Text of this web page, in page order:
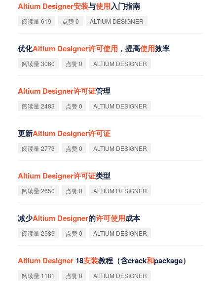
Altium Designer安装与使用入门指南
阅读量 619 点赞 0 ALTIUM DESIGNER
优化Altium Designer许可使用 ，提高使用效率
阅读量 3060 点赞 0 ALTIUM DESIGNER
Altium Designer许可证管理
阅读量 2483 点赞 0 ALTIUM DESIGNER
更新Altium Designer许可证
阅读量 2773 点赞 0 ALTIUM DESIGNER
Altium Designer许可证类型
阅读量 2650 点赞 0 ALTIUM DESIGNER
减少Altium Designer的许可使用成本
阅读量 2589 点赞 0 ALTIUM DESIGNER
Altium Designer 18安装教程（含crack和package）
阅读量 1181 点赞 0 ALTIUM DESIGNER